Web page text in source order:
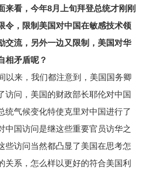
来看，今年8月上旬拜登总统才刚刚
令，限制美国对中国在敏感技术领
交流，另外一边又限制，美国对华
相矛盾呢？
以来，我们都注意到，美国国务卿
访问，美国的财政部长耶伦对中国
统气候变化特使克里对中国进行了
中国访问是继这些重要官员访华之
些访问当然都凸显了美国在思考怎
关系，怎么样以更好的符合美国利